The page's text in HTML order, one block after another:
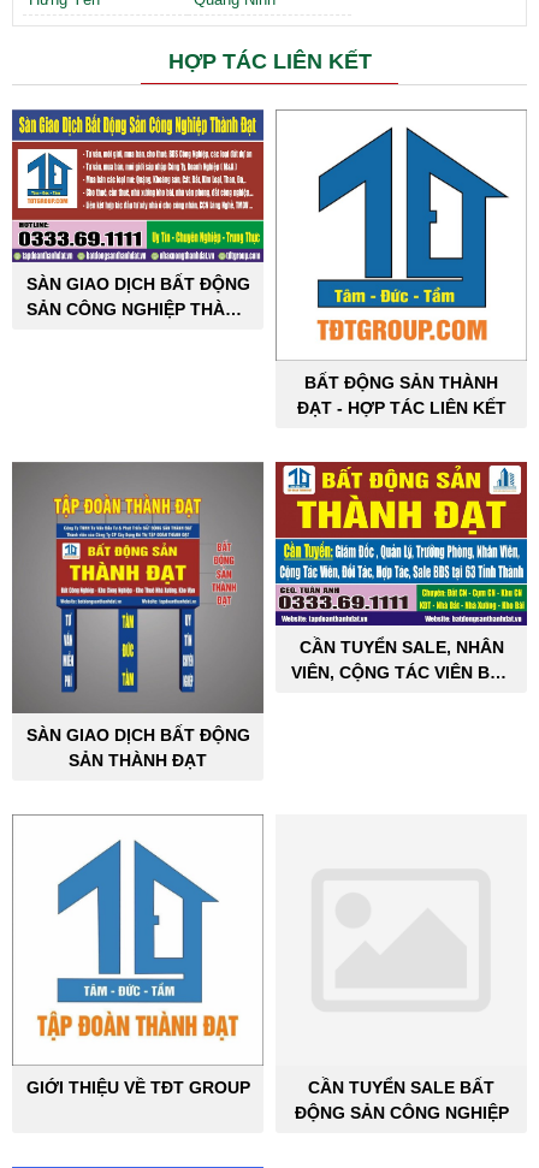
HỢP TÁC LIÊN KẾT
SÀN GIAO DỊCH BẤT ĐỘNG
SẢN CÔNG NGHIỆP THÀNH
BẤT ĐỘNG SẢN THÀNH
ĐẠT - HỢP TÁC LIÊN KẾT
SÀN GIAO DỊCH BẤT ĐỘNG
SẢN THÀNH ĐẠT
CẦN TUYỂN SALE, NHÂN
VIÊN, CỘNG TÁC VIÊN BẤT
GIỚI THIỆU VỀ TĐT GROUP
CẦN TUYỂN SALE BẤT
ĐỘNG SẢN CÔNG NGHIỆP